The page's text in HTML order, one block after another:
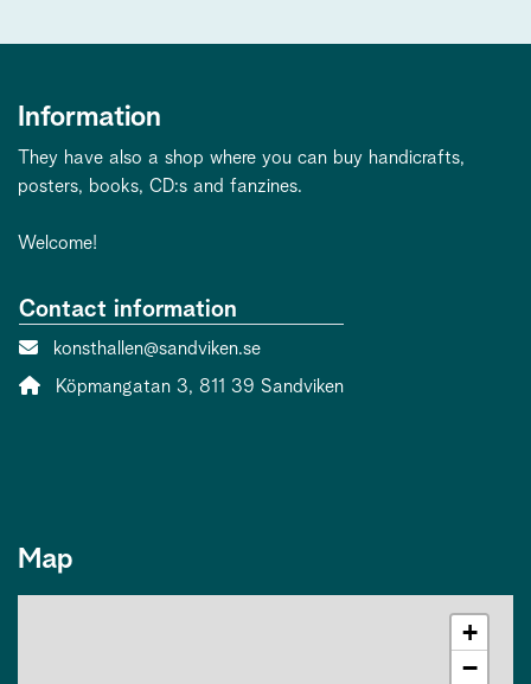
Information
They have also a shop where you can buy handicrafts,
posters, books, CD:s and fanzines.
Welcome!
Contact information
Contact person email:
konsthallen@sandviken.se
Address:
Köpmangatan 3, 811 39 Sandviken
Map
+
−